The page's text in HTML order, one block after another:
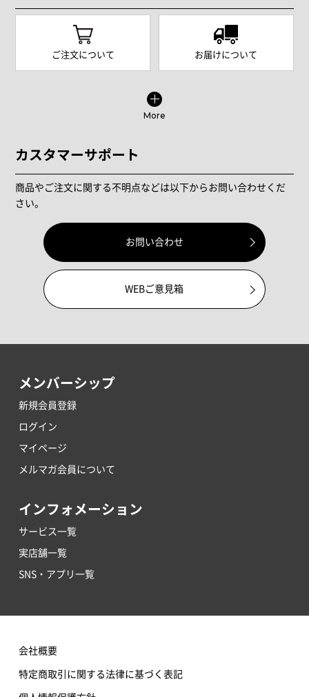
ご注文について お届けについて
More
カスタマーサポート
商品やご注文に関する不明点などは以下からお問い合わせくだ
さい。
お問い合わせ
WEBご意見箱
メンバーシップ
新規会員登録
ログイン
マイページ
メルマガ会員について
インフォメーション
サービス一覧
実店舗一覧
SNS・アプリ一覧
会社概要
特定商取引に関する法律に基づく表記